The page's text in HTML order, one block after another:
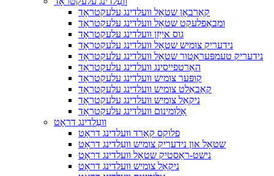
קאַרבאָן שטאָל וועלדינג עלעקטראָד
ומבאַפלעקט שטאָל וועלדינג עלעקטראָד
גוס אייַזן וועלדינג עלעקטראָד
נידעריק צומיש שטאָל וועלדינג עלעקטראָד
נידעריק טעמפּעראַטור שטאָל וועלדינג עלעקטראָד
האַרטפייסינג וועלדינג עלעקטראָד
קופּער צומיש וועלדינג עלעקטראָד
קאָבאַלט צומיש וועלדינג עלעקטראָד
ניקאַל צומיש וועלדינג עלעקטראָד
אַלומינום וועלדינג עלעקטראָד
וועַלדינג דראָט
פלוקס קאָרד וועלדינג דראָט
שטאָל און נידעריק צומיש וועַלדינג דראָט
נישט-ראַסטיק שטאָל וועלדינג דראָט
ניקאַל צומיש וועלדינג דראָט